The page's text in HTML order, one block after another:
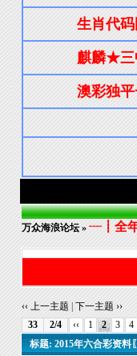
万众海浪论坛» ┈┋全
‹‹ 上一主题
下一主题 ››
33
2/4 ‹‹ 1 2 3 4
标题: 2015年六合彩资料